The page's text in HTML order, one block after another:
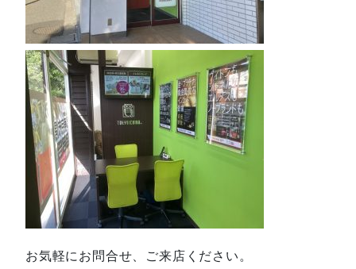
お気軽にお問合せ、ご来店ください。